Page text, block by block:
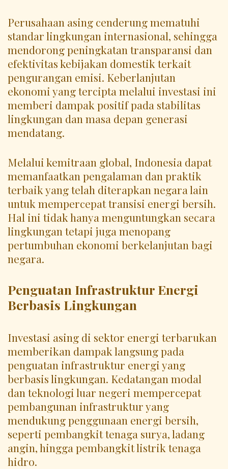
Perusahaan asing cenderung mematuhi
standar lingkungan internasional, sehingga
mendorong peningkatan transparansi dan
efektivitas kebijakan domestik terkait
pengurangan emisi. Keberlanjutan
ekonomi yang tercipta melalui investasi ini
memberi dampak positif pada stabilitas
lingkungan dan masa depan generasi
mendatang.
Melalui kemitraan global, Indonesia dapat
memanfaatkan pengalaman dan praktik
terbaik yang telah diterapkan negara lain
untuk mempercepat transisi energi bersih.
Hal ini tidak hanya menguntungkan secara
lingkungan tetapi juga menopang
pertumbuhan ekonomi berkelanjutan bagi
negara.
Penguatan Infrastruktur Energi
Berbasis Lingkungan
Investasi asing di sektor energi terbarukan
memberikan dampak langsung pada
penguatan infrastruktur energi yang
berbasis lingkungan. Kedatangan modal
dan teknologi luar negeri mempercepat
pembangunan infrastruktur yang
mendukung penggunaan energi bersih,
seperti pembangkit tenaga surya, ladang
angin, hingga pembangkit listrik tenaga
hidro.